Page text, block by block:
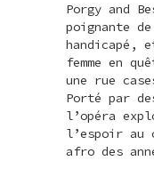
Porgy and
poignante
handicapé,
femme en
une rue
Porté par
l’opéra
l’espoir au
afro des